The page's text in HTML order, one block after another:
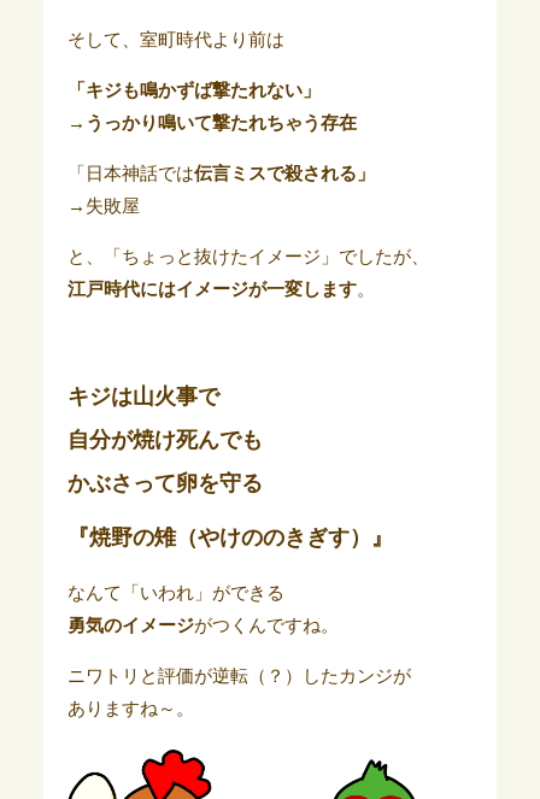
そして、室町時代より前は
「キジも鳴かずば撃たれない」
→うっかり鳴いて撃たれちゃう存在
「日本神話では伝言ミスで殺される」
→失敗屋
と、「ちょっと抜けたイメージ」でしたが、
江戸時代にはイメージが一変します。
キジは山火事で
自分が焼け死んでも
かぶさって卵を守る
『焼野の雉（やけののきぎす）』
なんて「いわれ」ができる
勇気のイメージがつくんですね。
ニワトリと評価が逆転（？）したカンジが
ありますね～。